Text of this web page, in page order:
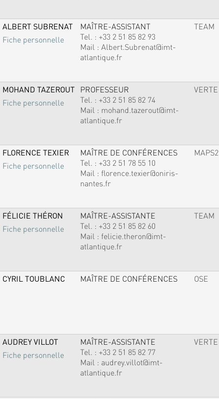
ALBERT SUBRENAT
Fiche personnelle
MAÎTRE-ASSISTANT
Tel. : +33 2 51 85 82 93
Mail : Albert.Subrenat@imt-
atlantique.fr
TEAM
MOHAND TAZEROUT
Fiche personnelle
PROFESSEUR
Tel. : +33 2 51 85 82 74
Mail : mohand.tazerout@imt-
atlantique.fr
VERTE
FLORENCE TEXIER
Fiche personnelle
MAÎTRE DE CONFÉRENCES
Tel. : +33 2 51 78 55 10
Mail : florence.texier@oniris-
nantes.fr
MAPS2
FÉLICIE THÉRON
Fiche personnelle
MAÎTRE-ASSISTANTE
Tel. : +33 2 51 85 82 60
Mail : felicie.theron@imt-
atlantique.fr
TEAM
CYRIL TOUBLANC MAÎTRE DE CONFÉRENCES OSE
AUDREY VILLOT
Fiche personnelle
MAÎTRE-ASSISTANTE
Tel. : +33 2 51 85 82 77
Mail : audrey.villot@imt-
atlantique.fr
VERTE